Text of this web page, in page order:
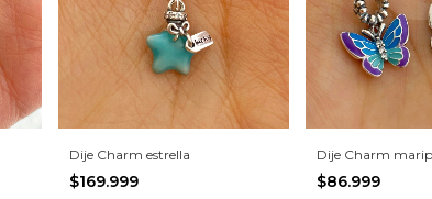
Dije Charm estrella
$169.999
Dije Charm
$86.999